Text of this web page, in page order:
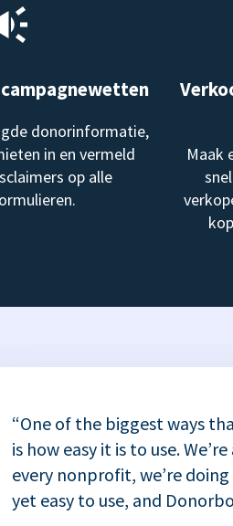
donorinformatie,
in en vermeld
op alle
Maak
“One of the biggest ways
is how easy it is to use.
every nonprofit, we’re
yet easy to use, and